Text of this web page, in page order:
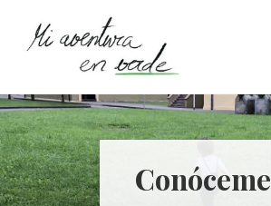
lateral
principal
¿Quieres
información
concisa
para
llevar
una Conóceme